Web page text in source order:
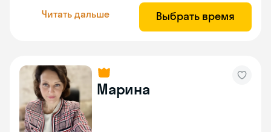
Читать дальше Выбрать время
Марина